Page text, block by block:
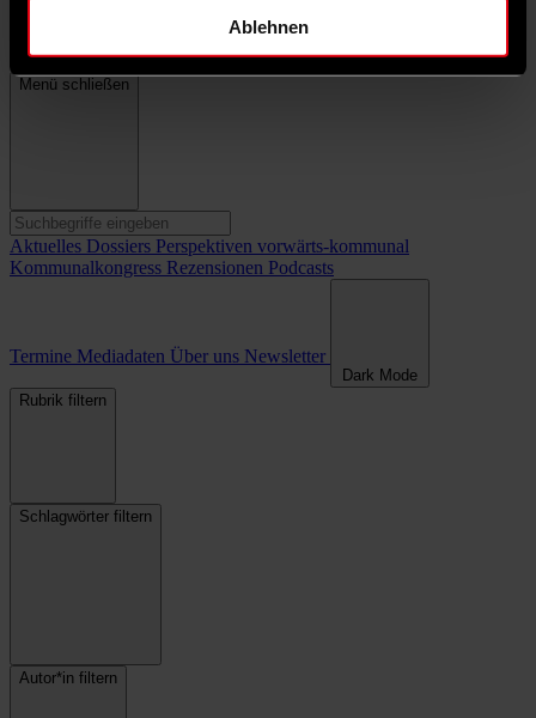
Ablehnen
Menü schließen
Aktuelles Dossiers Perspektiven vorwärts-kommunal
Kommunalkongress Rezensionen Podcasts
Termine Mediadaten Über uns Newsletter
Dark Mode
Rubrik filtern
Schlagwörter filtern
Autor*in filtern